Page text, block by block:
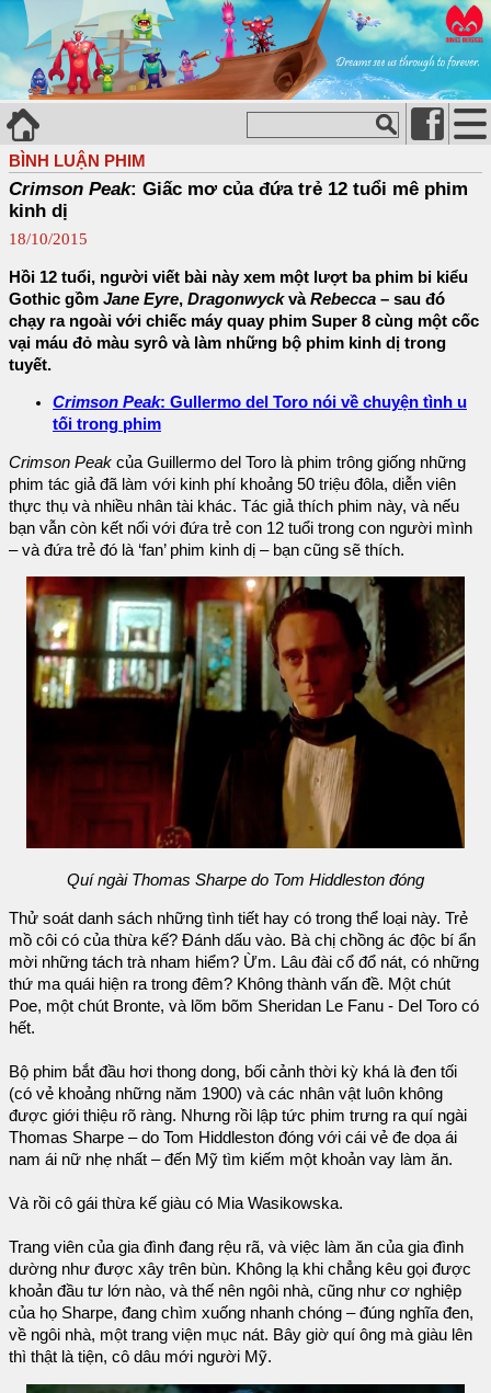
BÌNH LUẬN PHIM
Crimson Peak: Giấc mơ của đứa trẻ 12 tuổi mê phim
kinh dị
18/10/2015
Hồi 12 tuổi, người viết bài này xem một lượt ba phim bi kiểu
Gothic gồm Jane Eyre, DragonwyckvàRebecca – sau đó
chạy ra ngoài với chiếc máy quay phim Super 8 cùng một cốc
vại máu đỏ màu syrô và làm những bộ phim kinh dị trong
tuyết.
Crimson Peak: Gullermo del Toro nói về chuyện tình u
tối trong phim
Crimson Peak của Guillermo del Toro là phim trông giống những
phim tác giả đã làm với kinh phí khoảng 50 triệu đôla, diễn viên
thực thụ và nhiều nhân tài khác. Tác giả thích phim này, và nếu
bạn vẫn còn kết nối với đứa trẻ con 12 tuổi trong con người mình
– và đứa trẻ đó là ‘fan’ phim kinh dị – bạn cũng sẽ thích.
Quí ngài Thomas Sharpe do Tom Hiddleston đóng
Thử soát danh sách những tình tiết hay có trong thể loại này. Trẻ
mồ côi có của thừa kế? Đánh dấu vào. Bà chị chồng ác độc bí ẩn
mời những tách trà nham hiểm? Ừm. Lâu đài cổ đổ nát, có những
thứ ma quái hiện ra trong đêm? Không thành vấn đề. Một chút
Poe, một chút Bronte, và lõm bõm Sheridan Le Fanu - Del Toro có
hết.
Bộ phim bắt đầu hơi thong dong, bối cảnh thời kỳ khá là đen tối
(có vẻ khoảng những năm 1900) và các nhân vật luôn không
được giới thiệu rõ ràng. Nhưng rồi lập tức phim trưng ra quí ngài
Thomas Sharpe – do Tom Hiddleston đóng với cái vẻ đe dọa ái
nam ái nữ nhẹ nhất – đến Mỹ tìm kiếm một khoản vay làm ăn.
Và rồi cô gái thừa kế giàu có Mia Wasikowska.
Trang viên của gia đình đang rệu rã, và việc làm ăn của gia đình
dường như được xây trên bùn. Không lạ khi chẳng kêu gọi được
khoản đầu tư lớn nào, và thế nên ngôi nhà, cũng như cơ nghiệp
của họ Sharpe, đang chìm xuống nhanh chóng – đúng nghĩa đen,
về ngôi nhà, một trang viện mục nát. Bây giờ quí ông mà giàu lên
thì thật là tiện, cô dâu mới người Mỹ.